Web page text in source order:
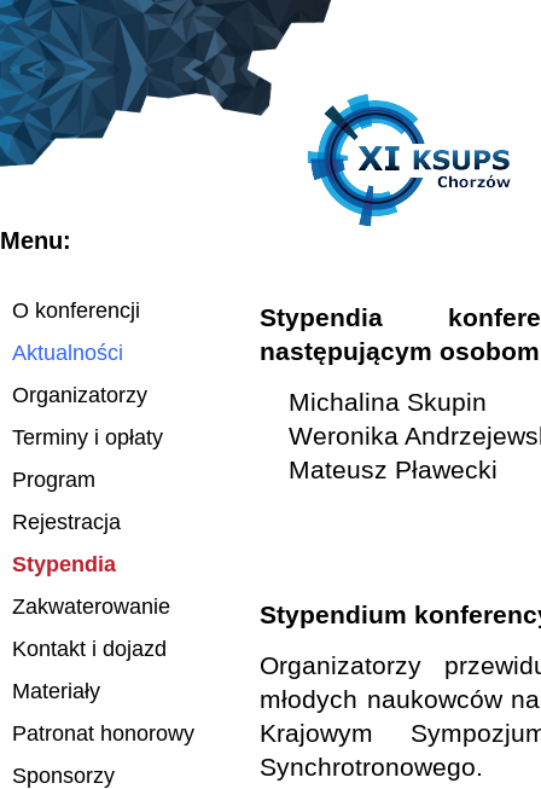
Menu:
O konferencji
Aktualności
Organizatorzy
Terminy i opłaty
Program
Rejestracja
Stypendia
Zakwaterowanie
Kontakt i dojazd
Materiały
Patronat honorowy
Sponsorzy
Stypendia
następującym
Michalina Skupin
Weronika
Mateusz Pławecki
Stypendium
Organizatorzy
młodych naukowców
Krajowym
Synchrotronowego.